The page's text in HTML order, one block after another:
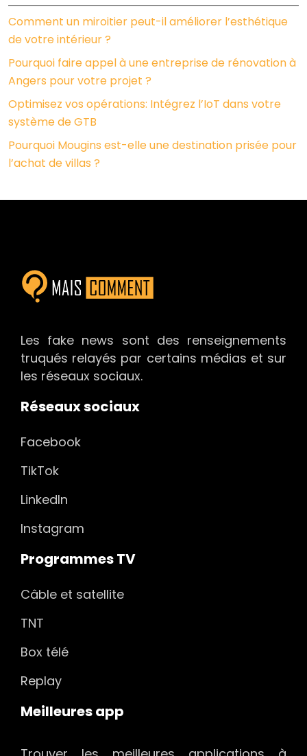
Comment un miroitier peut-il améliorer l’esthétique
de votre intérieur ?
Pourquoi faire appel à une entreprise de rénovation à
Angers pour votre projet ?
Optimisez vos opérations: Intégrez l’IoT dans votre
système de GTB
Pourquoi Mougins est-elle une destination prisée pour
l’achat de villas ?
Les fake news sont des renseignements
truqués relayés par certains médias et sur
les réseaux sociaux.
Réseaux sociaux
Facebook
TikTok
LinkedIn
Instagram
Programmes TV
Câble et satellite
TNT
Box télé
Replay
Meilleures app